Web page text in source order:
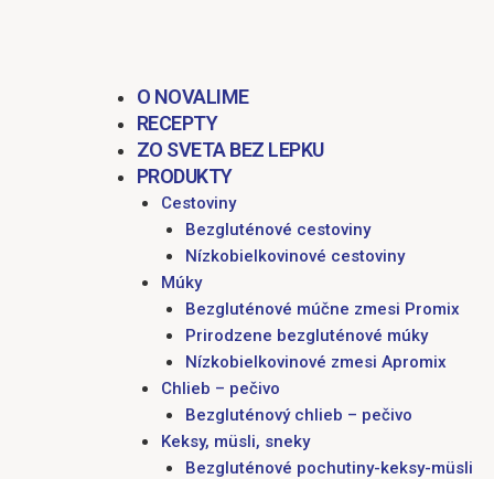
O NOVALIME
RECEPTY
ZO SVETA BEZ LEPKU
PRODUKTY
Cestoviny
Bezgluténové cestoviny
Nízkobielkovinové cestoviny
Múky
Bezgluténové múčne zmesi Promix
Prirodzene bezgluténové múky
Nízkobielkovinové zmesi Apromix
Chlieb – pečivo
Bezgluténový chlieb – pečivo
Keksy, müsli, sneky
Bezgluténové pochutiny-keksy-müsli